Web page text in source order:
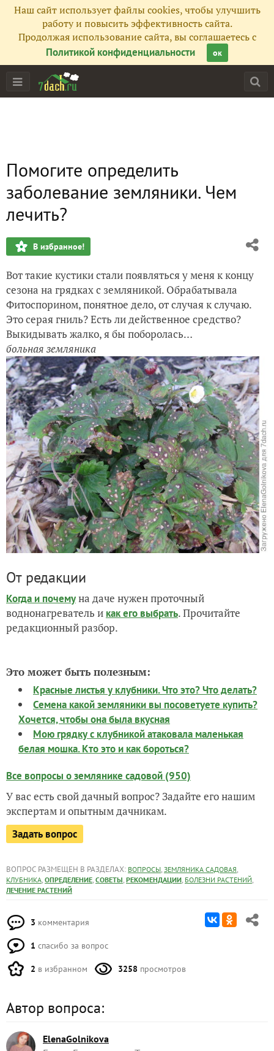
Наш сайт использует файлы cookies, чтобы улучшить
работу и повысить эффективность сайта.
Продолжая использование сайта, вы соглашаетесь с
Политикой конфиденциальности
ок
Помогите определить
заболевание земляники. Чем
лечить?
В избранное!
Вот такие кустики стали появляться у меня к концу
сезона на грядках с земляникой. Обрабатывала
Фитоспорином, понятное дело, от случая к случаю.
Это серая гниль? Есть ли действенное средство?
Выкидывать жалко, я бы поборолась…
больная земляника
От редакции
Когда и почемуна даче нужен проточный
воднонагреватель и как его выбрать. Прочитайте
редакционный разбор.
Это может быть полезным:
Красные листья у клубники. Что это? Что делать?
Семена какой земляники вы посоветуете купить?
Хочется, чтобы она была вкусная
Мою грядку с клубникой атаковала маленькая
белая мошка. Кто это и как бороться?
Все вопросы о землянике садовой (950)
У вас есть свой дачный вопрос? Задайте его нашим
экспертам и опытным дачникам.
Задать вопрос
ВОПРОС РАЗМЕЩЕН В РАЗДЕЛАХ: ВОПРОСЫ, ЗЕМЛЯНИКА САДОВАЯ,
КЛУБНИКА, ОПРЕДЕЛЕНИЕ, СОВЕТЫ, РЕКОМЕНДАЦИИ, БОЛЕЗНИ РАСТЕНИЙ,
ЛЕЧЕНИЕ РАСТЕНИЙ
3 комментария
1 спасибо за вопрос
2 в избранном 3258 просмотров
Автор вопроса:
ElenaGolnikova